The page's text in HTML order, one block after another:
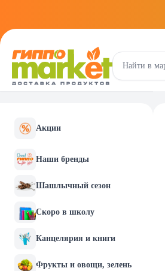
Акции
Наши бренды
Шашлычный сезон
Скоро в школу
Канцелярия и книги
Фрукты и овощи, зелень